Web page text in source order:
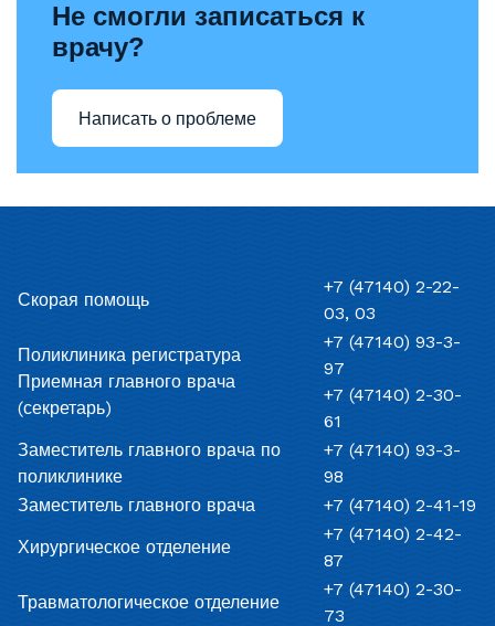
Не смогли записаться к
врачу?
Написать о проблеме
Скорая помощь
+7 (47140) 2-22-
03, 03
Поликлиника регистратура
Приемная главного врача
(секретарь)
+7 (47140) 93-3-
97
+7 (47140) 2-30-
61
Заместитель главного врача по
поликлинике
+7 (47140) 93-3-
98
Заместитель главного врача
+7 (47140) 2-41-19
Хирургическое отделение
+7 (47140) 2-42-
87
Травматологическое отделение
+7 (47140) 2-30-
73